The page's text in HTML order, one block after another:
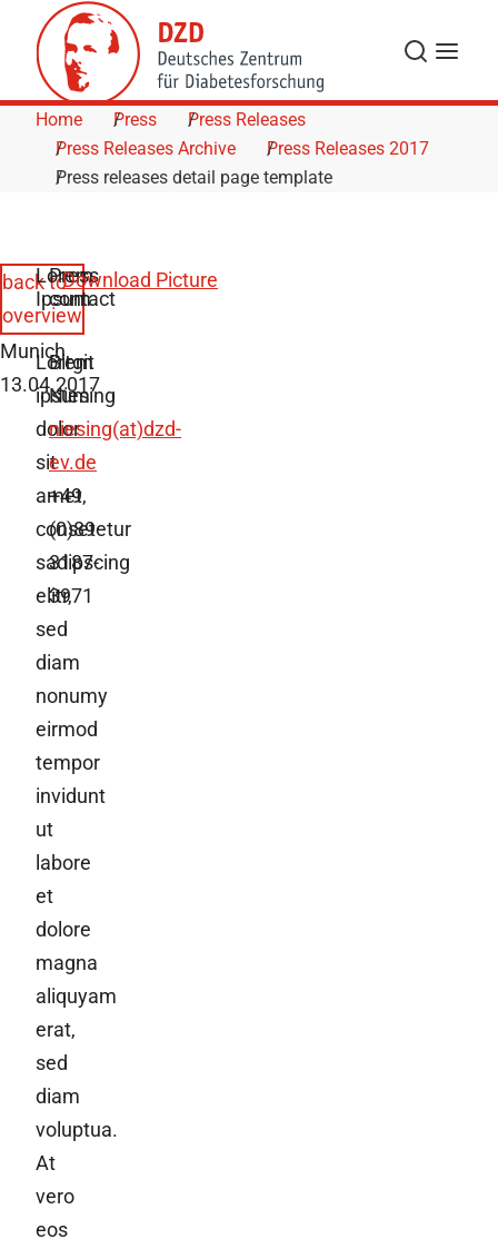
Skip to Content
Search
Menu
Home Press
Press Releases
Press Releases Archive
Press Releases 2017
Press releases detail page template
back to
overview
Munich,
13.04.2017
Lorem
Ipsum
Lorem
ipsum
dolor
sit
amet,
consetetur
sadipscing
elitr,
sed
diam
nonumy
eirmod
tempor
invidunt
ut
labore
et
dolore
magna
aliquyam
erat,
sed
diam
voluptua.
At
vero
eos
Press
contact
Birgit
Niesing
niesing(at)dzd-
ev.de
+49
(0)89
3187-
3971
Download Picture